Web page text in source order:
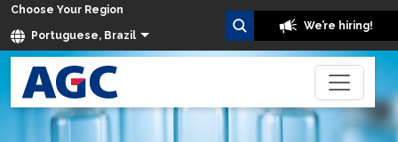
Choose Your Region
Portuguese, Brazil
We’re hiring!